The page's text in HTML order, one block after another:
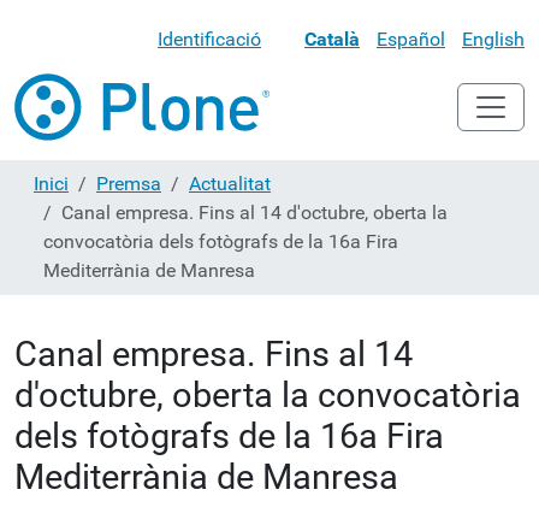
Identificació Català Español English
Inici Premsa
Actualitat
Canal empresa. Fins al 14 d'octubre, oberta la
convocatòria dels fotògrafs de la 16a Fira
Mediterrània de Manresa
Canal empresa. Fins al 14
d'octubre, oberta la convocatòria
dels fotògrafs de la 16a Fira
Mediterrània de Manresa